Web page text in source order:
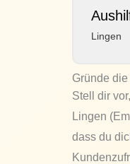
Lingen
Gründe
Stell dir
Lingen
dass du